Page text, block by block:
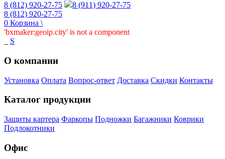
8 (812) 920-27-75
8 (911) 920-27-75
8 (812) 920-27-75
0 Корзина \
'bxmaker:geoip.city' is not a component
S
О компании
Установка Оплата Вопрос-ответ Доставка Скидки Контакты
Каталог продукции
Защиты картера Фаркопы Подножки Багажники Коврики
Подлокотники
Офис